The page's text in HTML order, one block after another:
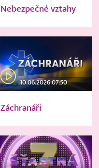
Nebezpečné vztahy
10.06.2026 07:50
Záchranáři